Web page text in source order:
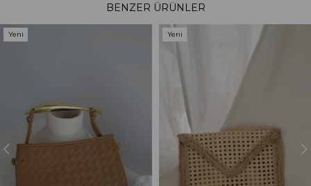
BENZER ÜRÜNLER
Yeni
Yeni